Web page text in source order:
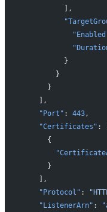
          ],
          }
        }
      }
    ],
    "Port"
: 443,
    "Certificates"
:
      {
      }
    ],
    "Protocol"
:
    "ListenerArn"
: